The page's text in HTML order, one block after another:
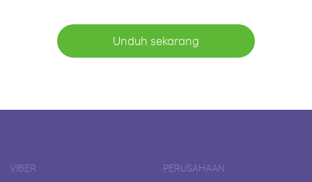
Unduh sekarang
VIBER PERUSAHAAN